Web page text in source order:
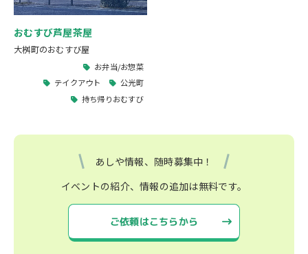
おむすび芦屋茶屋
大桝町のおむすび屋
お弁当/お惣菜
テイクアウト
公光町
持ち帰りおむすび
あしや情報、随時募集中！
イベントの紹介、情報の追加は無料です。
ご依頼はこちらから